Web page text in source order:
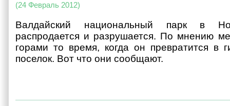
(24 Февраль 2012)
Валдайский национальный парк в
распродается и разрушается. По мнению
горами то время, когда он превратится в
поселок. Вот что они сообщают.